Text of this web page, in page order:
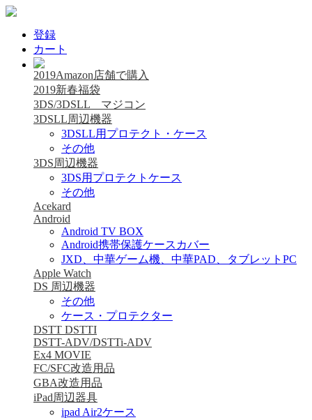
登録
カート
2019Amazon店舗で購入
2019新春福袋
3DS/3DSLL マジコン
3DSLL周辺機器
3DSLL用プロテクト・ケース
その他
3DS周辺機器
3DS用プロテクトケース
その他
Acekard
Android
Android TV BOX
Android携帯保護ケースカバー
JXD、中華ゲーム機、中華PAD、タブレットPC
Apple Watch
DS 周辺機器
その他
ケース・プロテクター
DSTT DSTTI
DSTT-ADV/DSTTi-ADV
Ex4 MOVIE
FC/SFC改造用品
GBA改造用品
iPad周辺器具
ipad Air2ケース